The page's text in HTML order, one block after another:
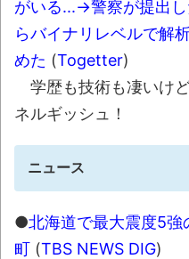
い」雑魚寝も…避
新選組、「いのち
年ジャンプ」発行
か 「プチプチ」川
社」に社名変更とか
【有能】政府「
利用有料化すれば
ゃね？」
がいる...→警察が提出
らバイナリレベルで解
めた (Togetter)
学歴も技術も凄いけ
ネルギッシュ！
ニュース
●北海道で最大震度5
町 (TBS NEWS DIG)